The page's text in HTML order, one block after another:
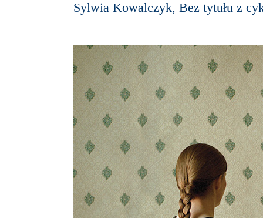
Sylwia Kowalczyk, Bez tytułu z